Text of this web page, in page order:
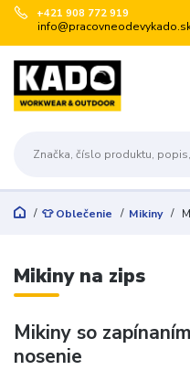
+421 908 772 919
👕 Oblečenie Mikiny
Mikiny na zips
Mikiny so
nosenie